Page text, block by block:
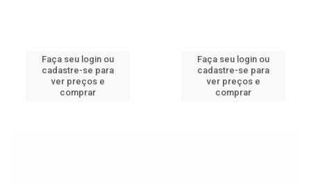
Faça seu login ou
cadastre-se para
ver preços e
comprar
Faça seu login ou
cadastre-se para
ver preços e
comprar